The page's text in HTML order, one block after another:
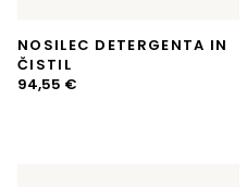
NOSILEC DETERGENTA IN
ČISTIL
94,55 €